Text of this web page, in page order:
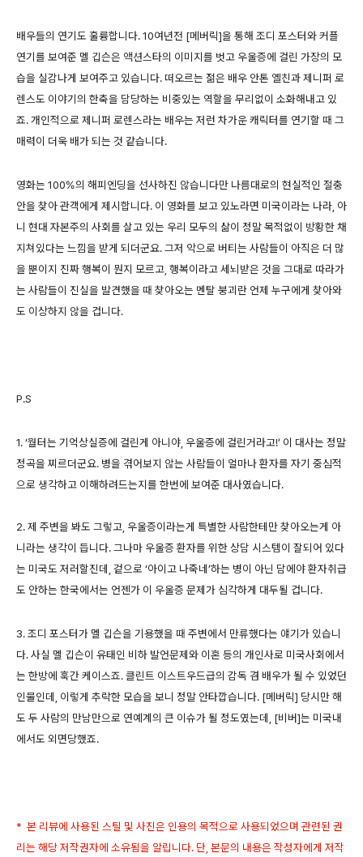
배우들의 연기도 훌륭합니다. 10여년전 [메버릭]을 통해 조디 포스터와 커플
연기를 보여준 멜 깁슨은 액션스타의 이미지를 벗고 우울증에 걸린 가장의 모
습을 실감나게 보여주고 있습니다. 떠오르는 젊은 배우 안톤 옐친과 제니퍼 로
렌스도 이야기의 한축을 담당하는 비중있는 역할을 무리없이 소화해내고 있
죠. 개인적으로 제니퍼 로렌스라는 배우는 저런 차가운 캐릭터를 연기할 때 그
매력이 더욱 배가 되는 것 같습니다.
영화는 100%의 해피엔딩을 선사하진 않습니다만 나름대로의 현실적인 절충
안을 찾아 관객에게 제시합니다. 이 영화를 보고 있노라면 미국이라는 나라, 아
니 현대 자본주의 사회를 살고 있는 우리 모두의 삶이 정말 목적없이 방황한 채
지쳐있다는 느낌을 받게 되더군요. 그저 악으로 버티는 사람들이 아직은 더 많
을 뿐이지 진짜 행복이 뭔지 모르고, 행복이라고 세뇌받은 것을 그대로 따라가
는 사람들이 진실을 발견했을 때 찾아오는 멘탈 붕괴란 언제 누구에게 찾아와
도 이상하지 않을 겁니다.
P.S
1. ‘월터는 기억상실증에 걸린게 아니야, 우울증에 걸린거라고!’ 이 대사는 정말
정곡을 찌르더군요. 병을 겪어보지 않는 사람들이 얼마나 환자를 자기 중심적
으로 생각하고 이해하려드는지를 한번에 보여준 대사였습니다.
2. 제 주변을 봐도 그렇고, 우울증이라는게 특별한 사람한테만 찾아오는게 아
니라는 생각이 듭니다. 그나마 우울증 환자를 위한 상담 시스템이 잘되어 있다
는 미국도 저러할진데, 겉으로 ‘아이고 나죽네’하는 병이 아닌 담에야 환자취급
도 안하는 한국에서는 언젠가 이 우울증 문제가 심각하게 대두될 겁니다.
3. 조디 포스터가 멜 깁슨을 기용했을 때 주변에서 만류했다는 얘기가 있습니
다. 사실 멜 깁슨이 유태인 비하 발언문제와 이혼 등의 개인사로 미국사회에서
는 한방에 훅간 케이스죠. 클린트 이스트우드급의 감독 겸 배우가 될 수 있었던
인물인데, 이렇게 추락한 모습을 보니 정말 안타깝습니다. [메버릭] 당시만 해
도 두 사람의 만남만으로 연예계의 큰 이슈가 될 정도였는데, [비버]는 미국내
에서도 외면당했죠.
* 본 리뷰에 사용된 스틸 및 사진은 인용의 목적으로 사용되었으며 관련된 권
리는 해당 저작권자에 소유됨을 알립니다. 단, 본문의 내용은 작성자에게 저작